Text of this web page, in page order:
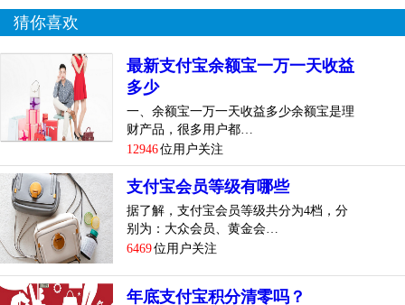
猜你喜欢
最新支付宝余额宝一万一天收益
多少
一、余额宝一万一天收益多少余额宝是理
财产品，很多用户都…
12946位用户关注
支付宝会员等级有哪些
据了解，支付宝会员等级共分为4档，分
别为：大众会员、黄金会…
6469位用户关注
年底支付宝积分清零吗？